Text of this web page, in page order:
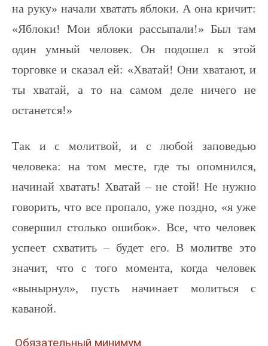
на руку» начали хватать яблоки. А она кричит:
«Яблоки! Мои яблоки рассыпали!» Был там
один умный человек. Он подошел к этой
торговке и сказал ей: «Хватай! Они хватают, и
ты хватай, а то на самом деле ничего не
останется!»
Так и с молитвой, и с любой заповедью
человека: на том месте, где ты опомнился,
начинай хватать! Хватай – не стой! Не нужно
говорить, что все пропало, уже поздно, «я уже
совершил столько ошибок». Все, что человек
успеет схватить – будет его. В молитве это
значит, что с того момента, когда человек
«вынырнул», пусть начинает молиться с
каваной.
Обязательный минимум